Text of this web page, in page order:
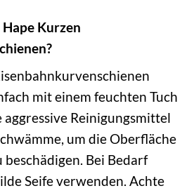
Kurzen
mit einem feuchten Tuch
Reinigungsmittel
um die Oberfläche
beschädigen. Bei Bedarf
Seife verwenden. Achte